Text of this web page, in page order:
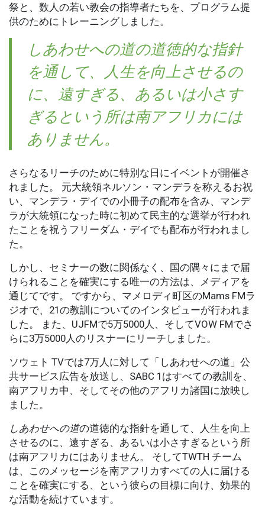
祭と、数人の若い教会の指導者たちを、プログラム提
供のためにトレーニングしました。
しあわせへの道の道徳的な指針
を通して、人生を向上させるの
に、遠すぎる、あるいは小さす
ぎるという所は南アフリカには
ありません。
さらなるリーチのために特別な日にイベントが開催さ
れました。 元大統領ネルソン・マンデラを称えるお祝
い、マンデラ・デイでの小冊子の配布を含み、マンデ
ラが大統領になった時に初めて民主的な選挙が行われ
たことを祝うフリーダム・デイでも配布が行われまし
た。
しかし、セミナーの数に関係なく、国の隅々にまで届
けられることを確実にする唯一の方法は、メディアを
通じてです。 ですから、マメロディ町区のMams FMラ
ジオで、21の教訓についてのインタビューが行われま
した。 また、UJFMで5万5000人、そしてVOW FMでさ
らに3万5000人のリスナーにリーチしました。
ソウェト TVでは7万人に対して「しあわせへの道」公
共サービス広告を放送し、SABC 1はすべての教訓を、
南アフリカ中、そしてその他のアフリカ諸国に放映し
ました。
しあわせへの道の道徳的な指針を通して、人生を向上
させるのに、遠すぎる、あるいは小さすぎるという所
は南アフリカにはありません。 そしてTWTH チーム
は、このメッセージを南アフリカすべての人に届ける
ことを確実にする、という彼らの目標に向け、効果的
な活動を続けています。